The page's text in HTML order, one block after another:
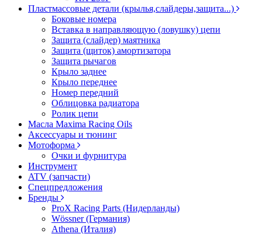
Пластмассовые детали (крылья,слайдеры,защита...)
Боковые номера
Вставка в направляющую (ловушку) цепи
Защита (слайдер) маятника
Защита (щиток) амортизатора
Защита рычагов
Крыло заднее
Крыло переднее
Номер передний
Облицовка радиатора
Ролик цепи
Масла Maxima Racing Oils
Аксессуары и тюнинг
Мотоформа
Очки и фурнитура
Инструмент
ATV (запчасти)
Спецпредложения
Бренды
ProX Racing Parts (Нидерланды)
Wössner (Германия)
Athena (Италия)